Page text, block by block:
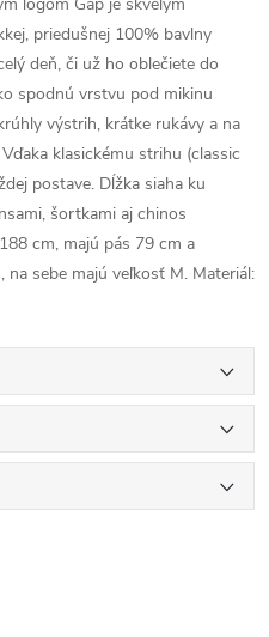
logom Gap je skvelým
priedušnej 100% bavlny
deň, či už ho oblečiete do
spodnú vrstvu pod mikinu
výstrih, krátke rukávy a na
klasickému strihu (classic
postave. Dĺžka siaha ku
šortkami aj chinos
cm, majú pás 79 cm a
sebe majú veľkosť M. Materiál: